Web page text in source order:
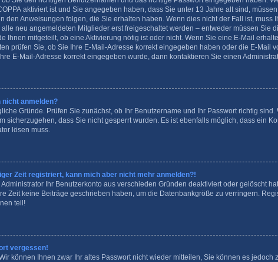
aktiviert ist und Sie angegeben haben, dass Sie unter 13 Jahre alt sind,
den Anweisungen folgen, die Sie erhalten haben. Wenn dies nicht der Fall ist, muss
neu angemeldeten Mitglieder erst freigeschaltet werden – entweder müssen Sie
Ihnen mitgeteilt, ob eine Aktivierung nötig ist oder nicht. Wenn Sie eine E-Mail
prüfen Sie, ob Sie Ihre E-Mail-Adresse korrekt eingegeben haben oder die E-Mail
E-Mail-Adresse korrekt eingegeben wurde, dann kontaktieren Sie einen
nicht anmelden?
Gründe. Prüfen Sie zunächst, ob Ihr Benutzername und Ihr Passwort richtig
sicherzugehen, dass Sie nicht gesperrt wurden. Es ist ebenfalls möglich, dass ein
lösen muss.
Zeit registriert, kann mich aber nicht mehr anmelden?!
Administrator Ihr Benutzerkonto aus verschieden Gründen deaktiviert oder gelöscht
Zeit keine Beiträge geschrieben haben, um die Datenbankgröße zu verringern.
teil!
vergessen!
können Ihnen zwar Ihr altes Passwort nicht wieder mitteilen, Sie können es